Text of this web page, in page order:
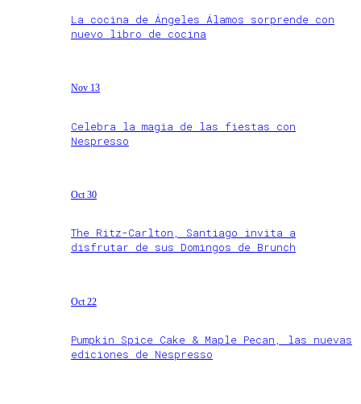
La cocina de Ángeles Álamos sorprende con
nuevo libro de cocina
Nov 13
Celebra la magia de las fiestas con
Nespresso
Oct 30
The Ritz-Carlton, Santiago invita a
disfrutar de sus Domingos de Brunch
Oct 22
Pumpkin Spice Cake & Maple Pecan, las nuevas
ediciones de Nespresso